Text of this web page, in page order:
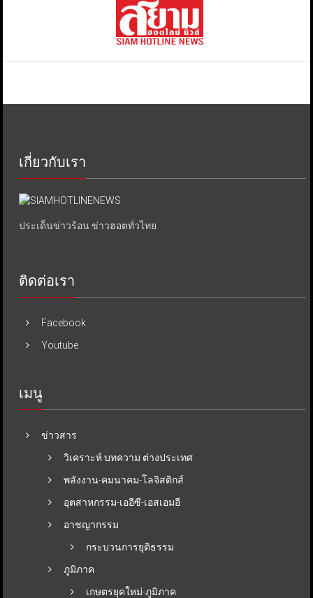
เกี่ยวกับเรา
ประเด็นข่าวร้อน ข่าวฮอตทั่วไทย.
ติดต่อเรา
Facebook
Youtube
เมนู
ข่าวสาร
วิเคราะห์ บทความ ต่างประเทศ
พลังงาน-คมนาคม-โลจิสติกส์
อุตสาหกรรม-เออีซี-เอสเอมอี
อาชญากรรม
กระบวนการยุติธรรม
ภูมิภาค
เกษตรยุคใหม่-ภูมิภาค